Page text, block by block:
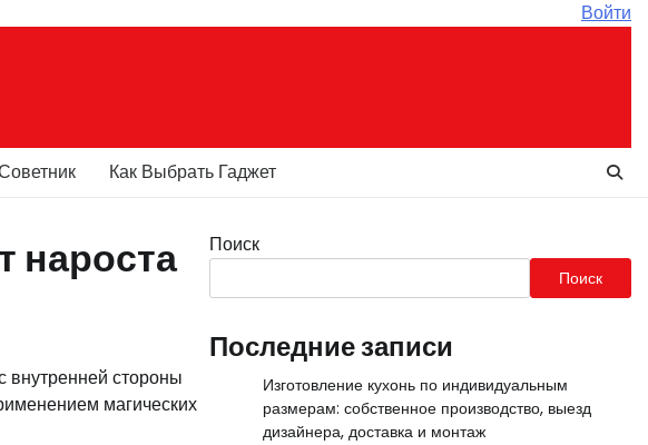
Войти
Как Выбрать Гаджет
нароста
внутренней стороны
магических
Поиск
Поиск
Последние записи
Изготовление кухонь по индивидуальным
размерам: собственное производство, выезд
дизайнера, доставка и монтаж